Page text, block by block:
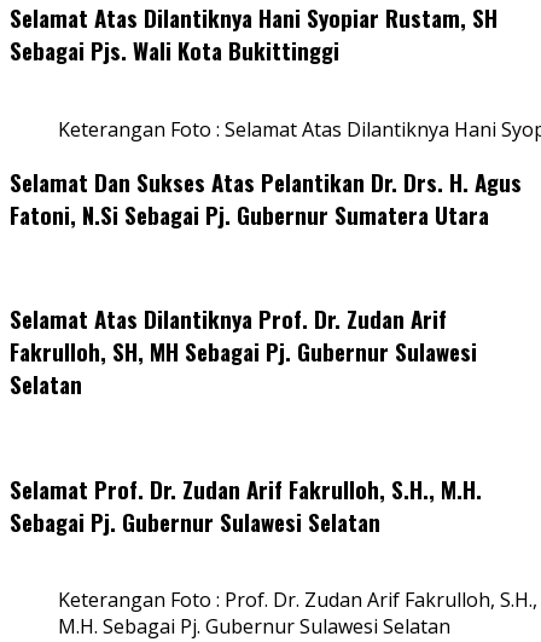
Selamat Atas Dilantiknya Hani Syopiar Rustam, SH
Sebagai Pjs. Wali Kota Bukittinggi
Keterangan Foto : Selamat Atas Dilantiknya Hani
Selamat Dan Sukses Atas Pelantikan Dr. Drs. H. Agus
Fatoni, N.Si Sebagai Pj. Gubernur Sumatera Utara
Selamat Atas Dilantiknya Prof. Dr. Zudan Arif
Fakrulloh, SH, MH Sebagai Pj. Gubernur Sulawesi
Selatan
Selamat Prof. Dr. Zudan Arif Fakrulloh, S.H., M.H.
Sebagai Pj. Gubernur Sulawesi Selatan
Keterangan Foto : Prof. Dr. Zudan Arif Fakrulloh, S.H.,
M.H. Sebagai Pj. Gubernur Sulawesi Selatan